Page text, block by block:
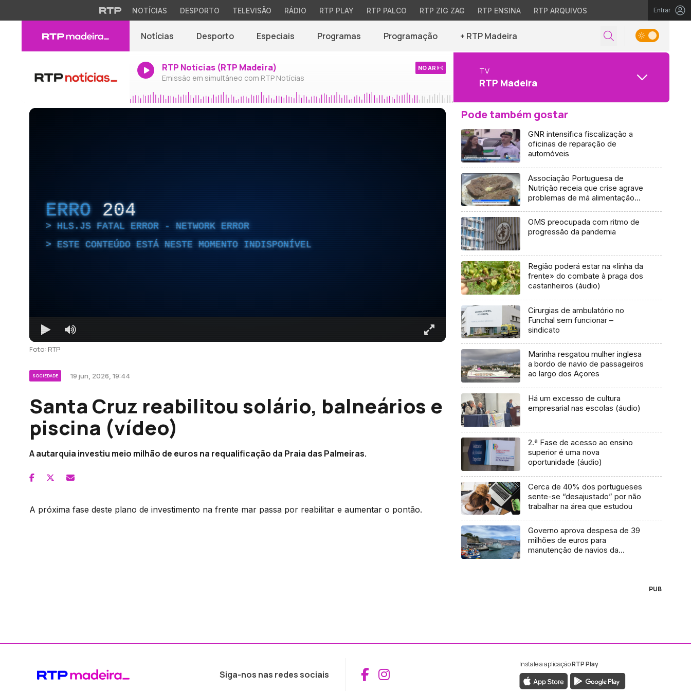
NOTÍCIAS DESPORTO TELEVISÃO RÁDIO RTP PLAY RTP PALCO RTP ZIG ZAG RTP ENSINA RTP ARQUIVOS Entrar
Notícias Desporto Especiais Programas Programação + RTP Madeira
RTP Notícias (RTP Madeira)
Emissão em simultâneo com RTP Notícias
NO AR TV
RTP Madeira
ERRO 204
HLS.JS FATAL ERROR - NETWORK ERROR
ESTE CONTEÚDO ESTÁ NESTE MOMENTO INDISPONÍVEL
Foto: RTP
SOCIEDADE 19 jun, 2026, 19:44
Santa Cruz reabilitou solário, balneários e
piscina (vídeo)
A autarquia investiu meio milhão de euros na requalificação da Praia das Palmeiras.
A próxima fase deste plano de investimento na frente mar passa por reabilitar e aumentar o pontão.
Pode também gostar
GNR intensifica fiscalização a
oficinas de reparação de
automóveis
Associação Portuguesa de
Nutrição receia que crise agrave
problemas de má alimentação
OMS preocupada com ritmo de
progressão da pandemia
Região poderá estar na «linha da
frente» do combate à praga dos
castanheiros (áudio)
Cirurgias de ambulatório no
Funchal sem funcionar –
sindicato
Marinha resgatou mulher inglesa
a bordo de navio de passageiros
ao largo dos Açores
Há um excesso de cultura
empresarial nas escolas (áudio)
2.ª Fase de acesso ao ensino
superior é uma nova
oportunidade (áudio)
Cerca de 40% dos portugueses
sente-se “desajustado” por não
trabalhar na área que estudou
Governo aprova despesa de 39
milhões de euros para
manutenção de navios da
PUB
Siga-nos nas redes sociais Aceder ao Facebook da RTP Madeira
Aceder ao Instagram da RTP Madeira
Instale a aplicaçãoRTP Play